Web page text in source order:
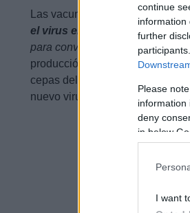
continue
information
further
Please
information
deny
in below
I want
Las vacunas que ya existen
el virus en huevos de gallina
para convertirse en una vacuna
producción de antígenos
cepas del virus, entre otros
nuevo virus de influenza que